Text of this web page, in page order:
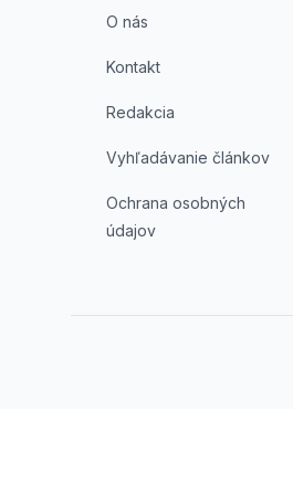
O nás
Kontakt
Redakcia
Vyhľadávanie článkov
Ochrana osobných
údajov